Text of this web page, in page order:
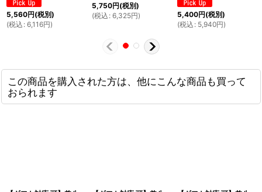
5,560円(税別)
(税込 : 6,116円)
5,750円(税別)
(税込 : 6,325円) 5,400円(税別)
(税込 : 5,940円)
この商品を購入された方は、他にこんな商品も買って
おられます